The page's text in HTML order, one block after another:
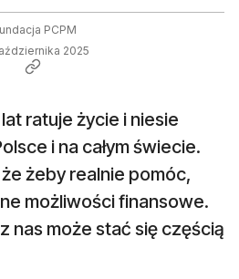
PCPM
2025
ratuje życie i niesie
i na całym świecie.
żeby realnie pomóc,
możliwości finansowe.
nas może stać się częścią